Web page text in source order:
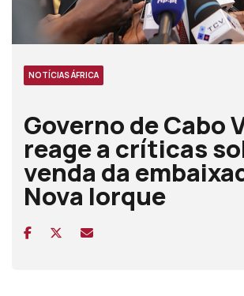
NOTÍCIAS ÁFRICA
Governo de Cabo
reage a críticas
venda da
Nova Iorque